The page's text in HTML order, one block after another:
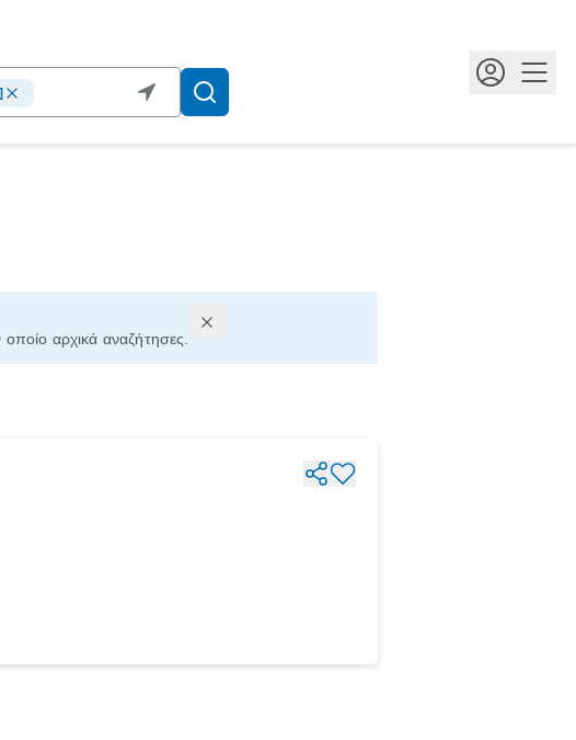
αρχικά αναζήτησες.